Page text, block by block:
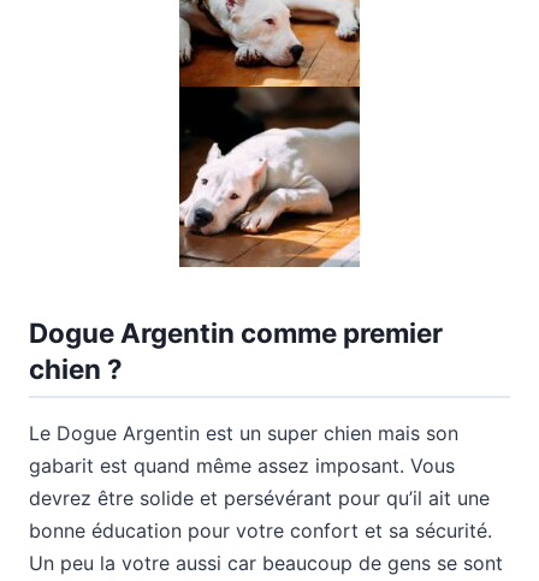
Dogue Argentin comme premier
chien ?
Le Dogue Argentin est un super chien mais son
gabarit est quand même assez imposant. Vous
devrez être solide et persévérant pour qu’il ait une
bonne éducation pour votre confort et sa sécurité.
Un peu la votre aussi car beaucoup de gens se sont